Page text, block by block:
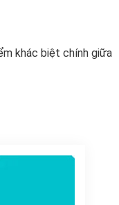
khác biệt chính giữa